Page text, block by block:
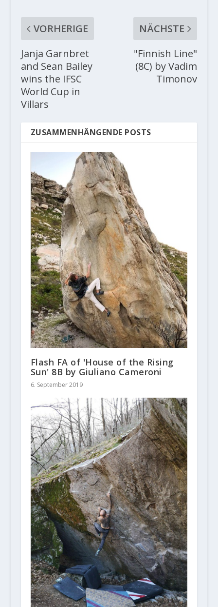
VORHERIGE
Janja Garnbret
and Sean Bailey
wins the IFSC
World Cup in
Villars
NÄCHSTE
"Finnish Line"
(8C) by Vadim
Timonov
ZUSAMMENHÄNGENDE POSTS
Flash FA of 'House of the Rising
Sun' 8B by Giuliano Cameroni
6. September 2019